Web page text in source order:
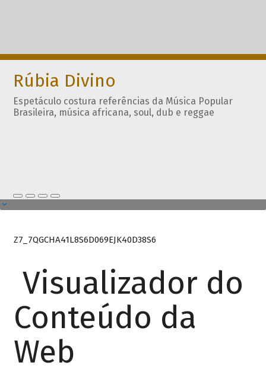
Rúbia Divino
Espetáculo costura referências da Música Popular
Brasileira, música africana, soul, dub e reggae
Z7_7QGCHA41L8S6D069EJK40D38S6
Visualizador do
Conteúdo da
Web